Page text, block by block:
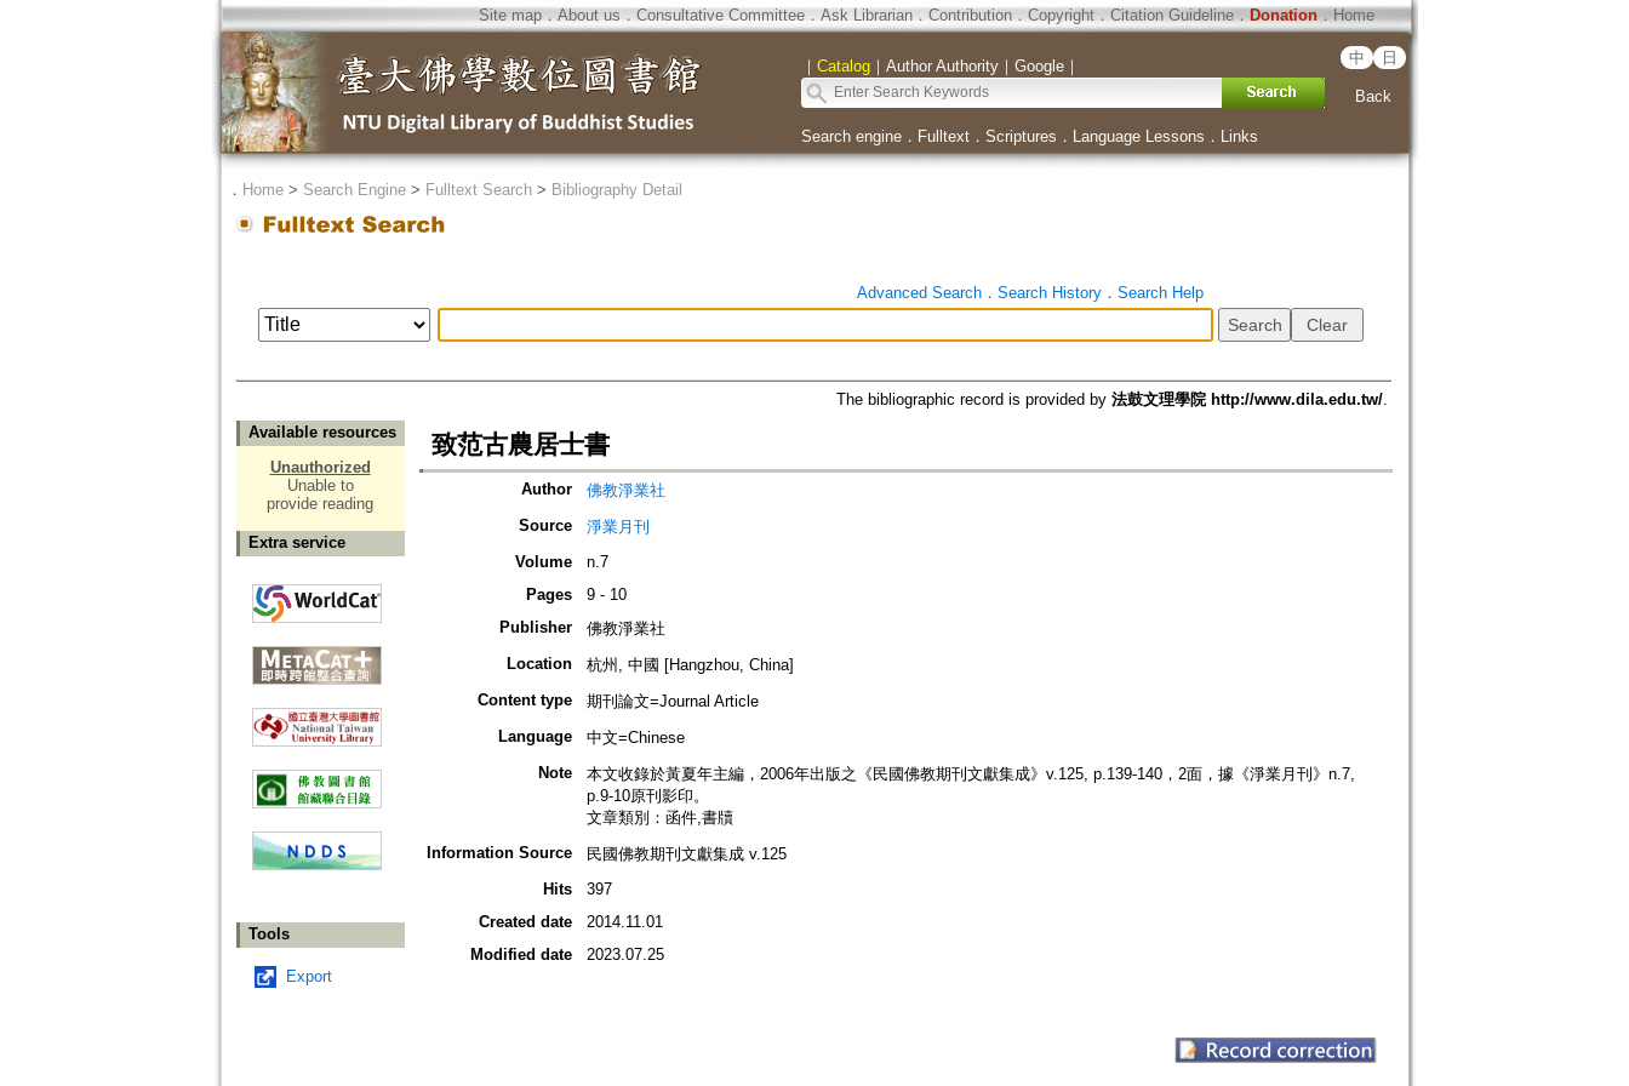
Site map．About us ． Consultative Committee． Ask Librarian． Contribution．Copyright．Citation Guideline． Donation．Home
｜ Catalog｜ Author Authority｜ Google｜ 中 日
Back
Search engine． Fulltext． Scriptures ． Language Lessons ． Links
． Home> Search Engine> Fulltext Search> Bibliography Detail
Advanced Search． Search History． Search Help
The bibliographic record is provided by 法鼓文理學院 http://www.dila.edu.tw/.
Available resources
Unauthorized
Unable to
provide reading
Extra service
Tools
Export
致范古農居士書
Author
佛教淨業社
Source
淨業月刊
Volume
n.7
Pages
9 - 10
Publisher
佛教淨業社
Location
杭州, 中國 [Hangzhou, China]
Content type
期刊論文=Journal Article
Language
中文=Chinese
Note
本文收錄於黃夏年主編，2006年出版之《民國佛教期刊文獻集成》v.125, p.139-140，2面，據《淨業月刊》n.7,
p.9-10原刊影印。
文章類別：函件,書牘
Information Source
民國佛教期刊文獻集成 v.125
Hits
397
Created date
2014.11.01
Modified date
2023.07.25